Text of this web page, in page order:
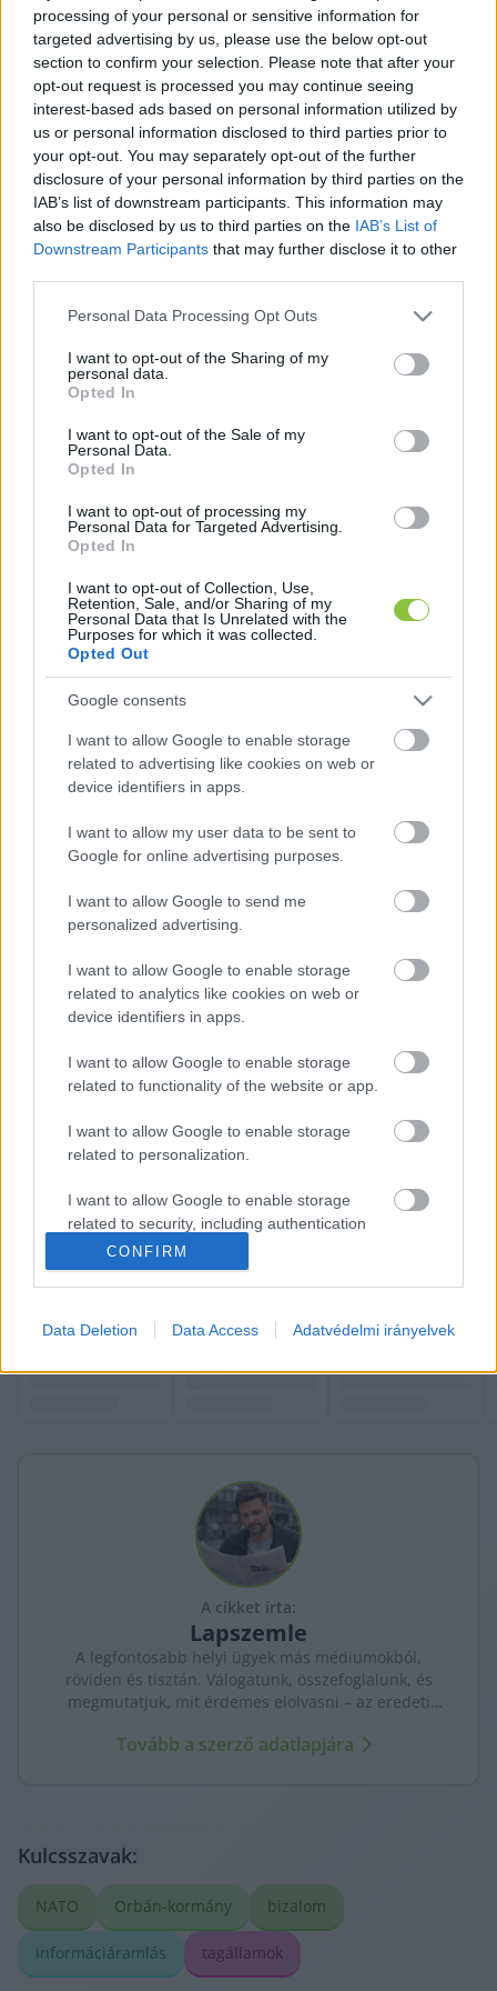
processing of your personal or sensitive information for
targeted advertising by us, please use the below opt-out
section to confirm your selection. Please note that after your
opt-out request is processed you may continue seeing
interest-based ads based on personal information utilized by
us or personal information disclosed to third parties prior to
your opt-out. You may separately opt-out of the further
disclosure of your personal information by third parties on the
IAB’s list of downstream participants. This information may
also be disclosed by us to third parties on the IAB’s List of
Downstream Participants that may further disclose it to other
Please note that this website/app uses one or more Google
not limited to your visit or usage behaviour. You may click to
grant or deny consent to Google and its third-party tags to
use your data for below specified purposes in below Google
consent section.
Personal Data Processing Opt Outs
I want to opt-out of the Sharing of my
personal data.
Opted In
I want to opt-out of the Sale of my
Personal Data.
Opted In
I want to opt-out of processing my
Personal Data for Targeted Advertising.
Opted In
I want to opt-out of Collection, Use,
Retention, Sale, and/or Sharing of my
Personal Data that Is Unrelated with the
Purposes for which it was collected.
Opted Out
Google consents
I want to allow Google to enable storage
related to advertising like cookies on web or
device identifiers in apps.
I want to allow my user data to be sent to
Google for online advertising purposes.
I want to allow Google to send me
personalized advertising.
I want to allow Google to enable storage
related to analytics like cookies on web or
device identifiers in apps.
I want to allow Google to enable storage
related to functionality of the website or app.
I want to allow Google to enable storage
related to personalization.
I want to allow Google to enable storage
related to security, including authentication
functionality and fraud prevention, and other
user protection.
CONFIRM
Data Deletion Data Access Adatvédelmi irányelvek
NATO-szövetségeseitől az utóbbi időben,
emellett a katonai szövetség központi
csatornáin is kevesebb információt osztanak
meg egymást között a tagállamok, mert a
címzettek között van Magyarország is. A
probléma nem a magyar hírszerző vezetőkkel
van, hanem Orbán Viktorral és az ország politikai
vezetésével.
A névtelenül megszólaló NATO-tisztviselő
szerint „a probléma, hogy a következményeket
hírszerzési információkat
egy ideje inkább olyan felületeken osztanak
meg információkat, ahol Magyarország nincs ott.
A magyar tisztviselők a legtöbbször nem is
tudnak ezekről a csoportokról – így arról sem,
hogy ők nincsenek meghívva.
Orbán Viktor hangsúlyozta Jens Stoltenberg
találkozójukon, hogy Magyarország lojális és
blokkolni a NATO többségi döntéseit
az orosz-
ukrán háború ügyében a júliusi washingtoni
csúcstalálkozón. Emellett persze nem is vesz
részt benne.
A Financial Times szerint a NATO keleti
tagállamai megvitatták Magyarország kitiltását a
biztonsággal foglalkozó Bukaresti Kilencek
fórumáról.
via 444.hu
ECSUP SHORTS Összes videó
A cikket írta:
Lapszemle
A legfontosabb helyi ügyek más médiumokból,
röviden és tisztán. Válogatunk, összefoglalunk, és
megmutatjuk, mit érdemes elolvasni – az eredeti
Tovább a szerző adatlapjára
Kulcsszavak:
NATO Orbán-kormány bizalom
informáciáramlás tagállamok